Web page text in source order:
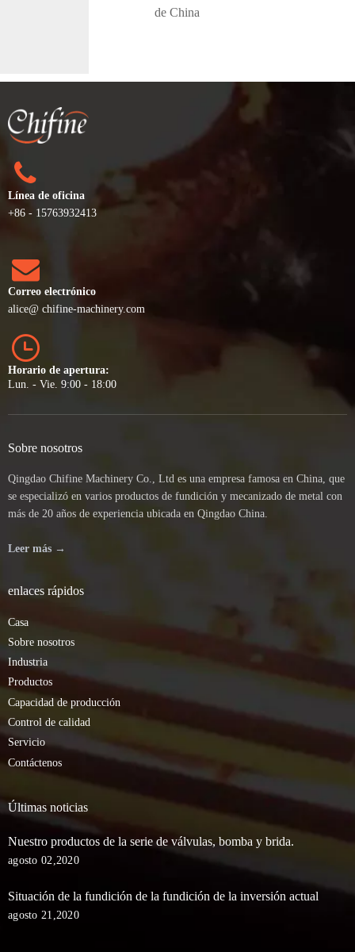
de China
Línea de oficina
+86 - 15763932413
Correo electrónico
alice@ chifine-machinery.com
Horario de apertura:
Lun. - Vie. 9:00 - 18:00
Sobre nosotros
Qingdao Chifine Machinery Co., Ltd es una empresa famosa en China, que
se especializó en varios productos de fundición y mecanizado de metal con
más de 20 años de experiencia ubicada en Qingdao China.
Leer más →
enlaces rápidos
Casa
Sobre nosotros
Industria
Productos
Capacidad de producción
Control de calidad
Servicio
Contáctenos
Últimas noticias
Nuestro productos de la serie de válvulas, bomba y brida.
agosto 02,2020
Situación de la fundición de la fundición de la inversión actual
agosto 21,2020